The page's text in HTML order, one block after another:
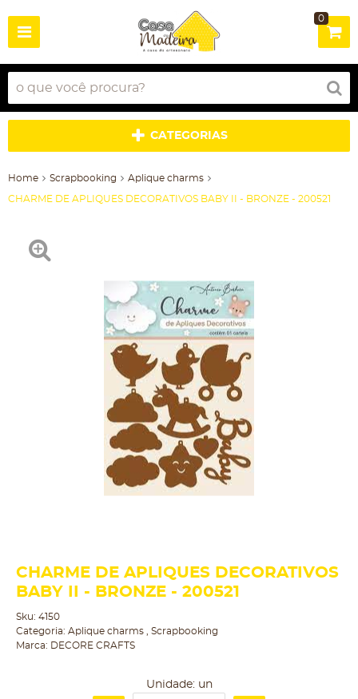
0
CATEGORIAS
Home Scrapbooking Aplique charms
CHARME DE APLIQUES DECORATIVOS BABY II - BRONZE - 200521
CHARME DE APLIQUES DECORATIVOS
BABY II - BRONZE - 200521
Sku: 4150
Categoria: Aplique charms
Scrapbooking
Marca: DECORE CRAFTS
Unidade: un